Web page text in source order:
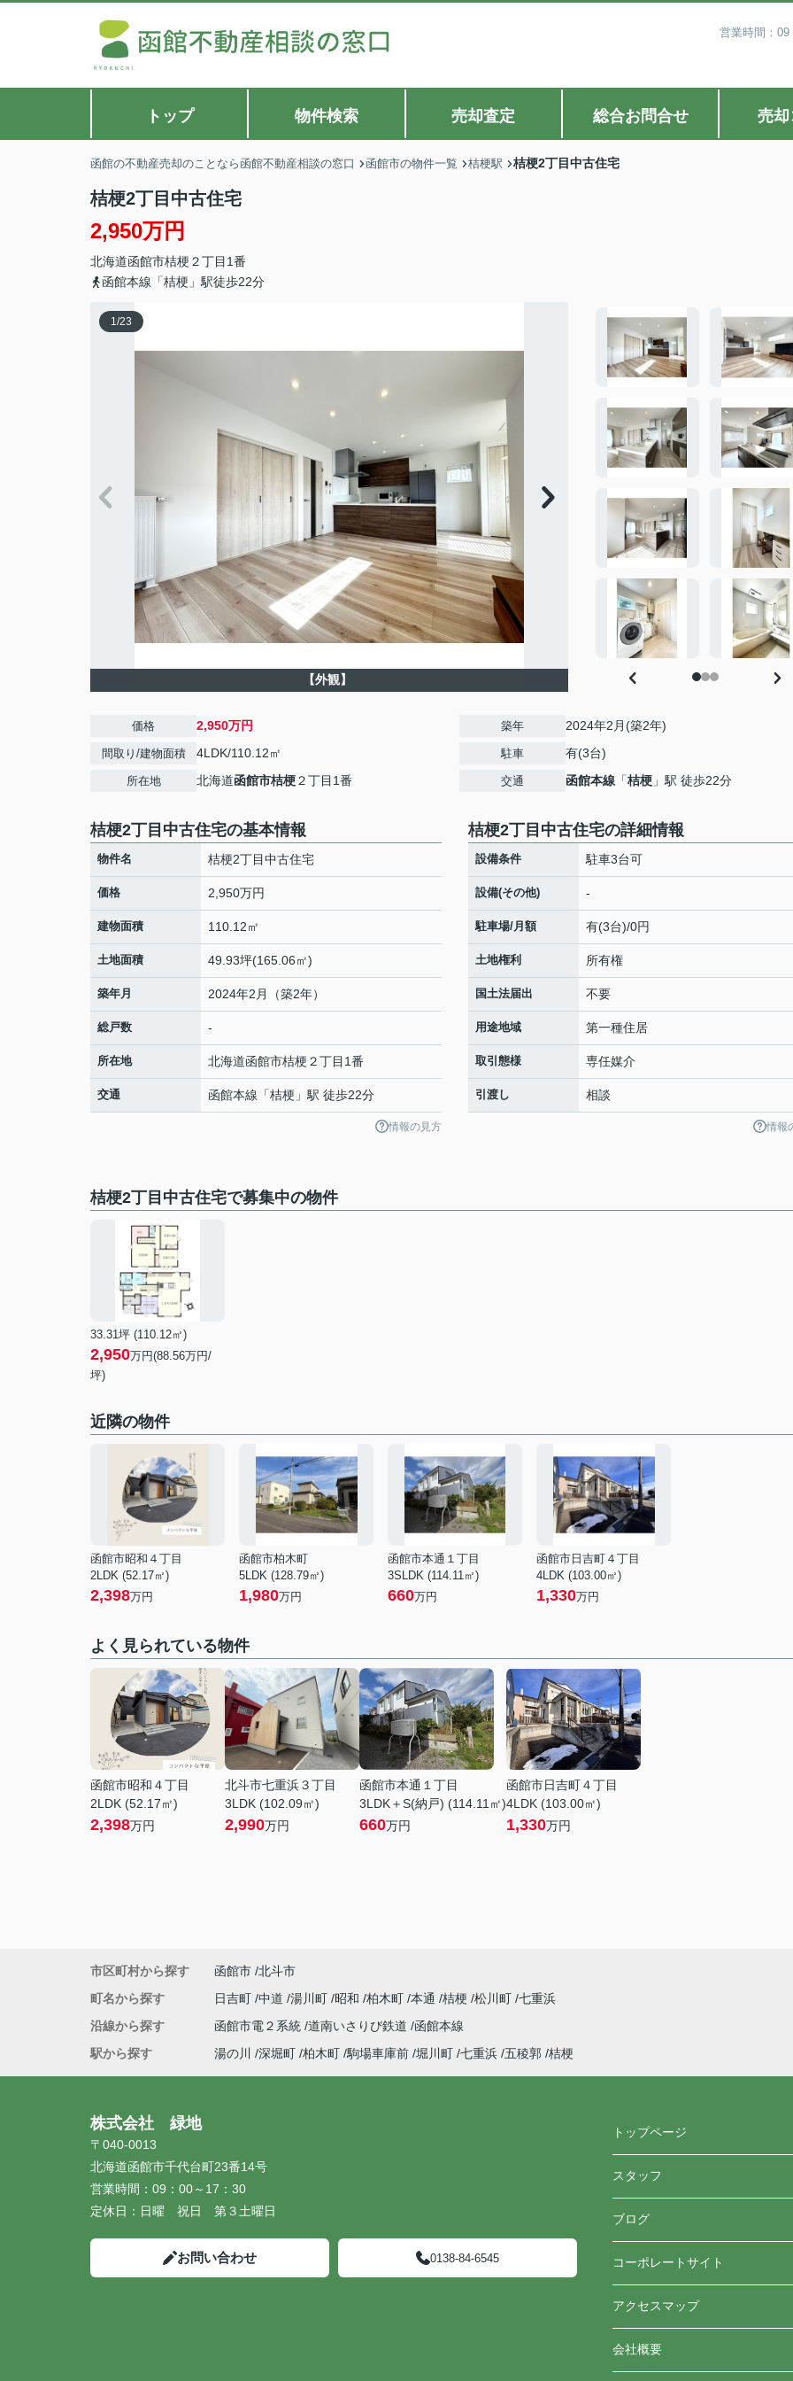
営業時間：
トップ 物件検索 売却査定 総合お問合せ 売却
函館の不動産売却のことなら函館不動産相談の窓口 函館市の物件一覧 桔梗駅 桔梗2丁目中古住宅
桔梗2丁目中古住宅
2,950万円
北海道函館市桔梗 ２丁目1番
函館本線「桔梗」駅徒歩22分
1/23
【外観】
価格 2,950万円
間取り/建物面積 4LDK/110.12㎡
所在地 北海道函館市桔梗２丁目1番
築年 2024年2月(築2年)
駐車 有(3台)
交通 函館本線 「桔梗 」駅 徒歩22分
桔梗2丁目中古住宅の基本情報
物件名 桔梗2丁目中古住宅
価格 2,950万円
建物面積 110.12㎡
土地面積 49.93坪(165.06㎡)
築年月 2024年2月（築2年）
総戸数 -
所在地 北海道函館市桔梗 ２丁目1番
交通 函館本線 「桔梗 」駅 徒歩22分
情報の見方
桔梗2丁目中古住宅の詳細情報
設備条件 駐車3台可
設備(その他) -
駐車場/月額 有(3台)/0円
土地権利 所有権
国土法届出 不要
用途地域 第一種住居
取引態様 専任媒介
引渡し 相談
情報
桔梗2丁目中古住宅で募集中の物件
33.31坪 (110.12㎡)
2,950万円(88.56万円/
坪)
近隣の物件
函館市昭和４丁目
2LDK (52.17㎡)
2,398万円
函館市柏木町
5LDK (128.79㎡)
1,980万円
函館市本通１丁目
3SLDK (114.11㎡)
660万円
函館市日吉町４丁目
4LDK (103.00㎡)
1,330万円
よく見られている物件
函館市昭和４丁目
2LDK (52.17㎡)
2,398万円
北斗市七重浜３丁目
3LDK (102.09㎡)
2,990万円
函館市本通１丁目
3LDK＋S(納戸) (114.11㎡)
660万円
函館市日吉町４丁目
4LDK (103.00㎡)
1,330万円
市区町村から探す 函館市 北斗市
町名から探す
日吉町 中道 湯川町 昭和 柏木町 本通 桔梗 松川町 七重浜
沿線から探す
函館市電２系統 道南いさりび鉄道
函館本線
駅から探す
湯の川 深堀町 柏木町 駒場車庫前 堀川町 七重浜 五稜郭 桔梗
株式会社 緑地
〒040-0013
北海道函館市千代台町23番14号
営業時間： 09：00～17：30
定休日： 日曜 祝日 第３土曜日
お問い合わせ 0138-84-6545
トップページ
スタッフ
ブログ
コーポレートサイト
アクセスマップ
会社概要